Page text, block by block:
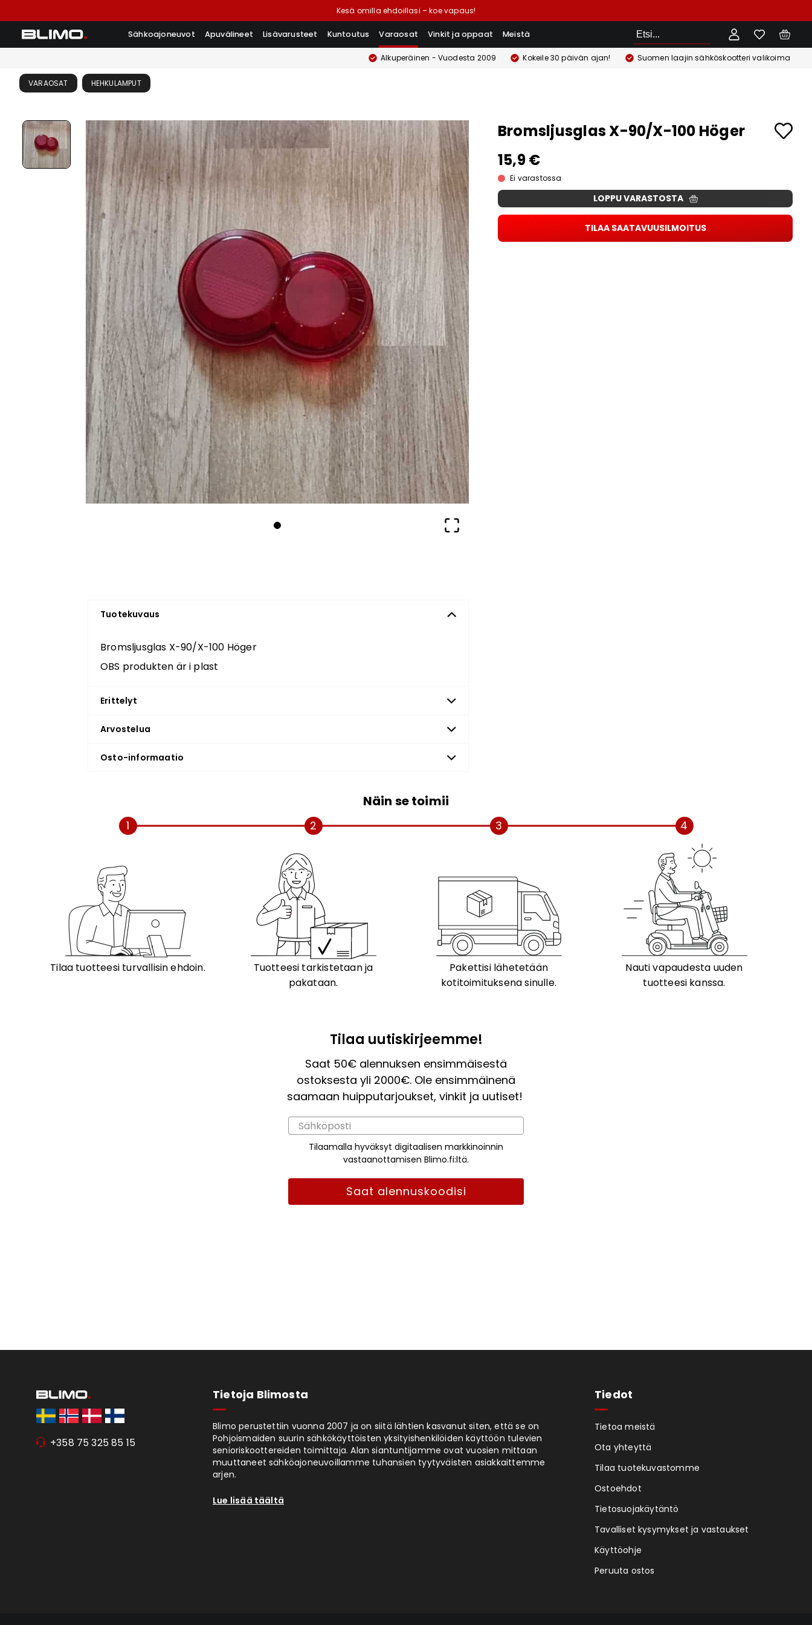
Kesä omilla ehdoillasi – koe vapaus!
Sähkoajoneuvot Apuvälineet Lisävarusteet Kuntoutus Varaosat Vinkit ja oppaat Meistä Etsi
Alkuperäinen - Vuodesta 2009 Kokeile 30 päivän ajan! Suomen laajin sähköskootteri valikoima
VARAOSAT HEHKULAMPUT
Bromsljusglas X-90/X-100 Höger
15,9 €
Ei varastossa
LOPPU VARASTOSTA
TILAA SAATAVUUSILMOITUS
Tuotekuvaus
Bromsljusglas X-90/X-100 Höger
OBS produkten är i plast
Erittelyt
Arvostelua
Osto-informaatio
Näin se toimii
1
Tilaa tuotteesi turvallisin ehdoin.
2
Tuotteesi tarkistetaan ja
pakataan.
3
Pakettisi lähetetään
kotitoimituksena sinulle.
4
Nauti vapaudesta uuden
tuotteesi kanssa.
Tilaa uutiskirjeemme!
Saat 50€ alennuksen ensimmäisestä
ostoksesta yli 2000€. Ole ensimmäinenä
saamaan huipputarjoukset, vinkit ja uutiset!
Tilaamalla hyväksyt digitaalisen markkinoinnin
vastaanottamisen Blimo.fi:ltä.
Saat alennuskoodisi
+358 75 325 85 15
Tietoja Blimosta
Blimo perustettiin vuonna 2007 ja on siitä lähtien kasvanut siten, että se on
Pohjoismaiden suurin sähkökäyttöisten yksityishenkilöiden käyttöön tulevien
senioriskoottereiden toimittaja. Alan siantuntijamme ovat vuosien mittaan
muuttaneet sähköajoneuvoillamme tuhansien tyytyväisten asiakkaittemme
arjen.
Lue lisää täältä
Tiedot
Tietoa meistä
Ota yhteyttä
Tilaa tuotekuvastomme
Ostoehdot
Tietosuojakäytäntö
Tavalliset kysymykset ja vastaukset
Käyttöohje
Peruuta ostos